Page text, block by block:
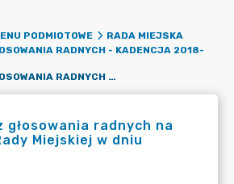
PODMIOTOWE
RADA MIEJSKA
RADNYCH - KADENCJA 2018-
IMIENNY WYKAZ GŁOSOWANIA RADNYCH NA LXXVIII SESJI RADY MIEJSKIEJ W DNIU 26.10.2023 R.
głosowania radnych na
Miejskiej w dniu